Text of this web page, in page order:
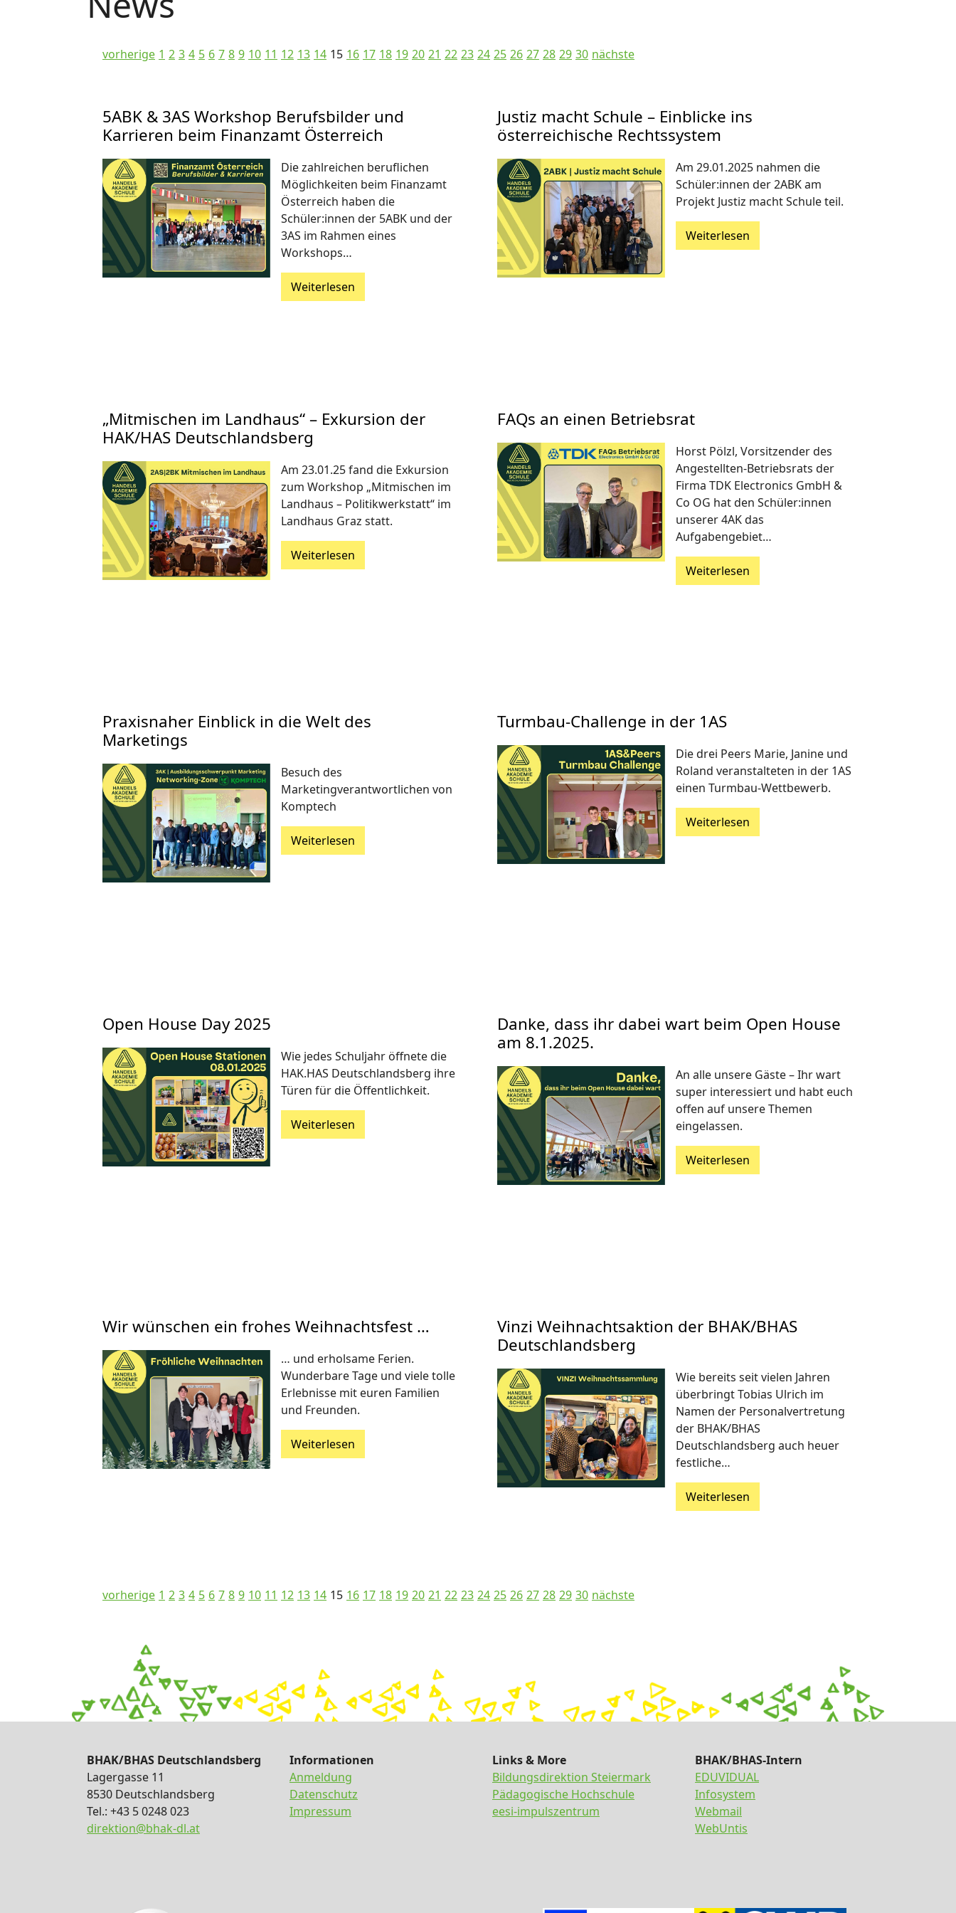
vorherige 1 2 3 4 5 6 7 8 9 10 11 12 13 14 15 16 17 18 19 20 21 22 23 24 25 26 27 28 29 30 nächste
5ABK & 3AS Workshop Berufsbilder und
Karrieren beim Finanzamt Österreich
Die zahlreichen beruflichen
Möglichkeiten beim Finanzamt
Österreich haben die
Schüler:innen der 5ABK und der
3AS im Rahmen eines
Workshops…
Weiterlesen
Justiz macht Schule – Einblicke ins
österreichische Rechtssystem
Am 29.01.2025 nahmen die
Schüler:innen der 2ABK am
Projekt Justiz macht Schule teil.
Weiterlesen
„Mitmischen im Landhaus“ – Exkursion der
HAK/HAS Deutschlandsberg
Am 23.01.25 fand die Exkursion
zum Workshop „Mitmischen im
Landhaus – Politikwerkstatt“ im
Landhaus Graz statt.
Weiterlesen
FAQs an einen Betriebsrat
Horst Pölzl, Vorsitzender des
Angestellten-Betriebsrats der
Firma TDK Electronics GmbH &
Co OG hat den Schüler:innen
unserer 4AK das
Aufgabengebiet…
Weiterlesen
Praxisnaher Einblick in die Welt des
Marketings
Besuch des
Marketingverantwortlichen von
Komptech
Weiterlesen
Turmbau-Challenge in der 1AS
Die drei Peers Marie, Janine und
Roland veranstalteten in der 1AS
einen Turmbau-Wettbewerb.
Weiterlesen
Open House Day 2025
Wie jedes Schuljahr öffnete die
HAK.HAS Deutschlandsberg ihre
Türen für die Öffentlichkeit.
Weiterlesen
Danke, dass ihr dabei wart beim Open House
am 8.1.2025.
An alle unsere Gäste – Ihr wart
super interessiert und habt euch
offen auf unsere Themen
eingelassen.
Weiterlesen
Wir wünschen ein frohes Weihnachtsfest …
… und erholsame Ferien.
Wunderbare Tage und viele tolle
Erlebnisse mit euren Familien
und Freunden.
Weiterlesen
Vinzi Weihnachtsaktion der BHAK/BHAS
Deutschlandsberg
Wie bereits seit vielen Jahren
überbringt Tobias Ulrich im
Namen der Personalvertretung
der BHAK/BHAS
Deutschlandsberg auch heuer
festliche…
Weiterlesen
vorherige 1 2 3 4 5 6 7 8 9 10 11 12 13 14 15 16 17 18 19 20 21 22 23 24 25 26 27 28 29 30 nächste
BHAK/BHAS Deutschlandsberg
Lagergasse 11
8530 Deutschlandsberg
Tel.: +43 5 0248 023
direktion@bhak-dl.at
Informationen
Anmeldung
Datenschutz
Impressum
Links & More
Bildungsdirektion Steiermark
Pädagogische Hochschule
eesi-impulszentrum
BHAK/BHAS-Intern
EDUVIDUAL
Infosystem
Webmail
WebUntis